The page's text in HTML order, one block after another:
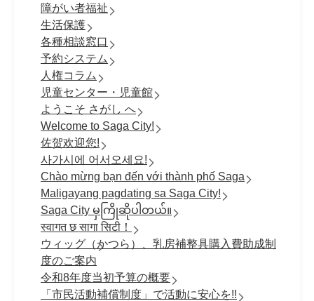
障がい者福祉
生活保護
各種相談窓口
予約システム
人権コラム
児童センター・児童館
ようこそ さがし へ
Welcome to Saga City!
佐贺欢迎您!
사가시에 어서오세요!
Chào mừng bạn đến với thành phố Saga
Maligayang pagdating sa Saga City!
Saga City မှကြိုဆိုပါတယ်။
स्वागत छ सागा सिटी！
ウィッグ（かつら）、乳房補整具購入費助成制
度のご案内
令和8年度当初予算の概要
「市民活動補償制度」で活動に安心を!!